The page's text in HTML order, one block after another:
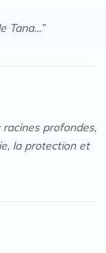
Tana...”
profondes,
la protection et